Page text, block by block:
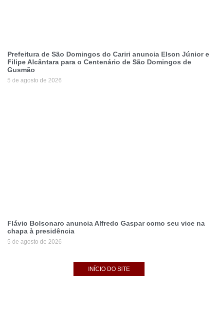
Prefeitura de São Domingos do Cariri anuncia Elson Júnior e
Filipe Alcântara para o Centenário de São Domingos de
Gusmão
5 de agosto de 2026
Flávio Bolsonaro anuncia Alfredo Gaspar como seu vice na
chapa à presidência
5 de agosto de 2026
INÍCIO DO SITE